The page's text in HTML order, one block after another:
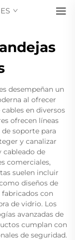
ES
desempeñan un
al ofrecer
en diversos
ofrecen líneas
soporte para
y canalizar
cableado de
comerciales,
suelen incluir
diseños de
fabricados con
de vidrio. Los
avanzadas de
cumplan con
de seguridad.